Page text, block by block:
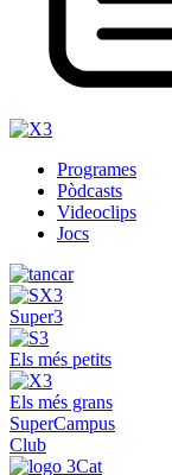
Programes
Pòdcasts
Videoclips
Jocs
Super3
Els més petits
Els més grans
SuperCampus
Club